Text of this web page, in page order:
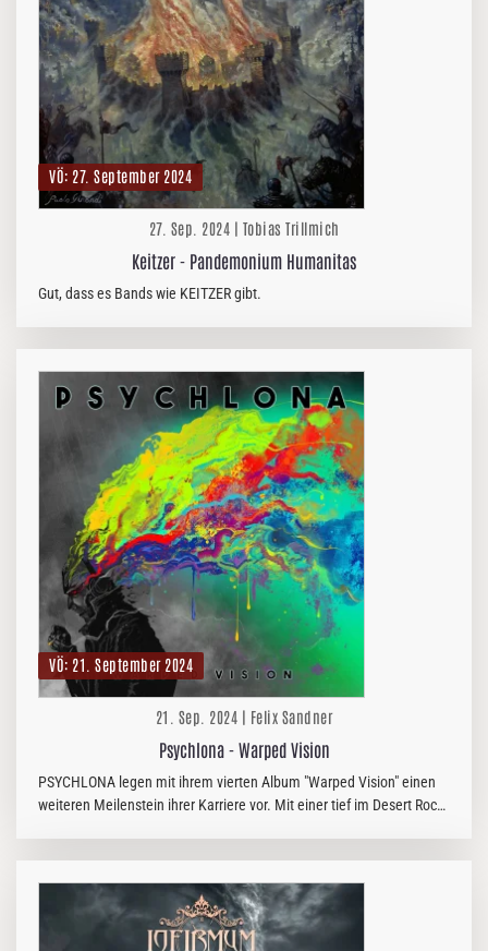
VÖ: 27. September 2024
27. Sep. 2024 | Tobias Trillmich
Keitzer - Pandemonium Humanitas
Gut, dass es Bands wie KEITZER gibt.
VÖ: 21. September 2024
21. Sep. 2024 | Felix Sandner
Psychlona - Warped Vision
PSYCHLONA legen mit ihrem vierten Album "Warped Vision" einen
weiteren Meilenstein ihrer Karriere vor. Mit einer tief im Desert Rock